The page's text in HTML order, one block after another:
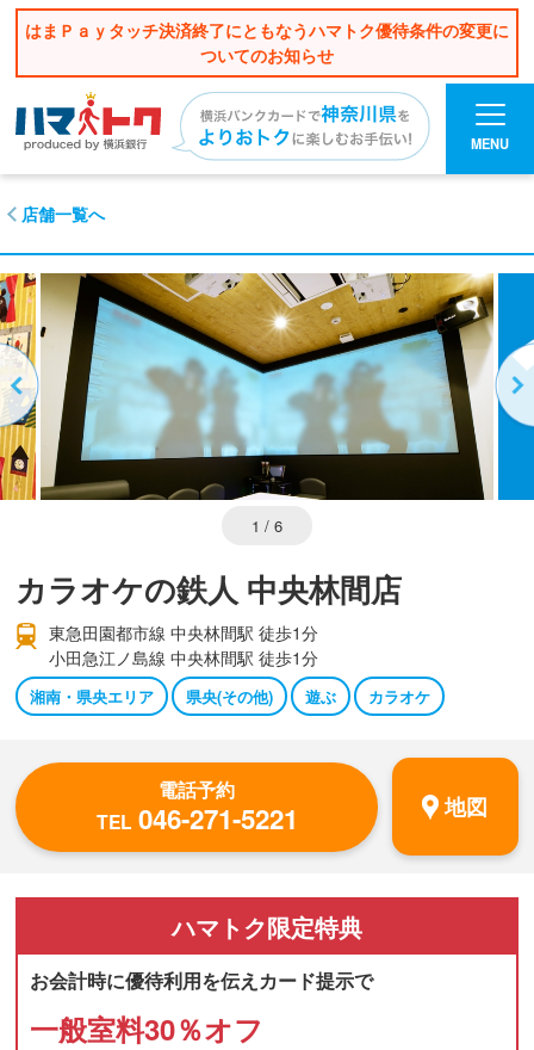
はまＰａｙタッチ決済終了にともなうハマトク優待条件の変更に
ついてのお知らせ
MENU
店舗一覧へ
1 / 6
カラオケの鉄人 中央林間店
東急田園都市線 中央林間駅 徒歩1分
小田急江ノ島線 中央林間駅 徒歩1分
湘南・県央エリア 県央(その他) 遊ぶ カラオケ
電話予約
TEL 046-271-5221 地図
ハマトク限定特典
お会計時に優待利用を伝えカード提示で
一般室料30％オフ